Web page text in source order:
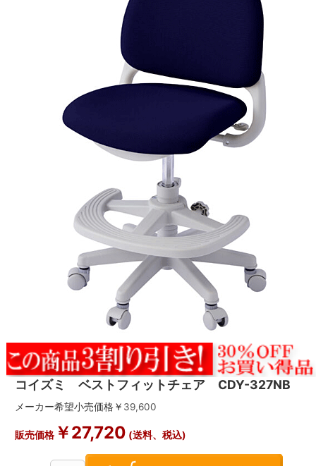
コイズミ ベストフィットチェア CDY-327NB
メーカー希望小売価格￥ 39,600
販売価格￥27,720 (送料、税込)